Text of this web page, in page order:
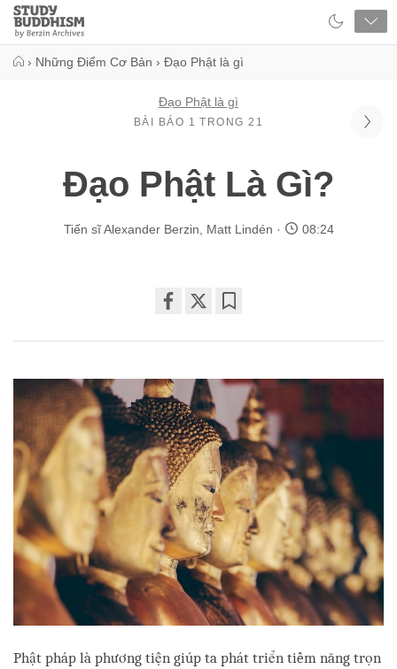
Close
Study
Buddhism
› Những Điểm Cơ Bản › Đạo Phật là gì
Đạo Phật là gì
BÀI BÁO 1 TRONG 21
Đạo Phật Là Gì?
Tiến sĩ Alexander Berzin Matt Lindén 08:24
on
Phật pháp là phương tiện giúp ta phát triển tiềm năng trọn